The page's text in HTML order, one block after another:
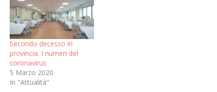
Secondo decesso in
provincia. I numeri del
coronavirus
5 Marzo 2020
In "Attualità"